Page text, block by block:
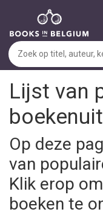
Lijst van
Op deze
van
Klik erop
boeken te